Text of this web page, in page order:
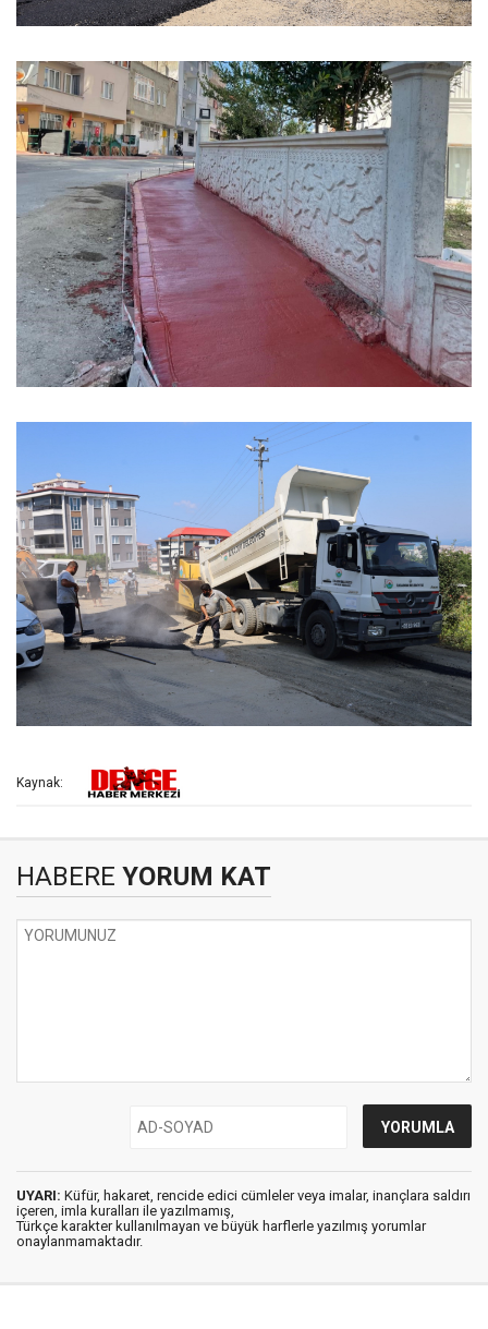
Kaynak:
HABERE YORUM KAT
UYARI: Küfür, hakaret, rencide edici cümleler veya imalar, inançlara saldırı
içeren, imla kuralları ile yazılmamış,
Türkçe karakter kullanılmayan ve büyük harflerle yazılmış yorumlar
onaylanmamaktadır.